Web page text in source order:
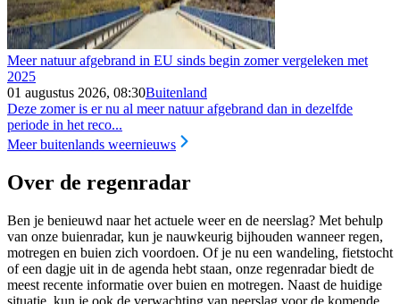
Meer natuur afgebrand in EU sinds begin zomer vergeleken met
2025
01 augustus 2026, 08:30Buitenland
Deze zomer is er nu al meer natuur afgebrand dan in dezelfde
periode in het reco...
Meer buitenlands weernieuws
Over de regenradar
Ben je benieuwd naar het actuele weer en de neerslag? Met behulp
van onze buienradar, kun je nauwkeurig bijhouden wanneer regen,
motregen en buien zich voordoen. Of je nu een wandeling, fietstocht
of een dagje uit in de agenda hebt staan, onze regenradar biedt de
meest recente informatie over buien en motregen. Naast de huidige
situatie, kun je ook de verwachting van neerslag voor de komende